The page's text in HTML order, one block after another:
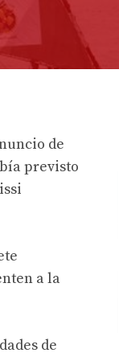
de
previsto
a la
de